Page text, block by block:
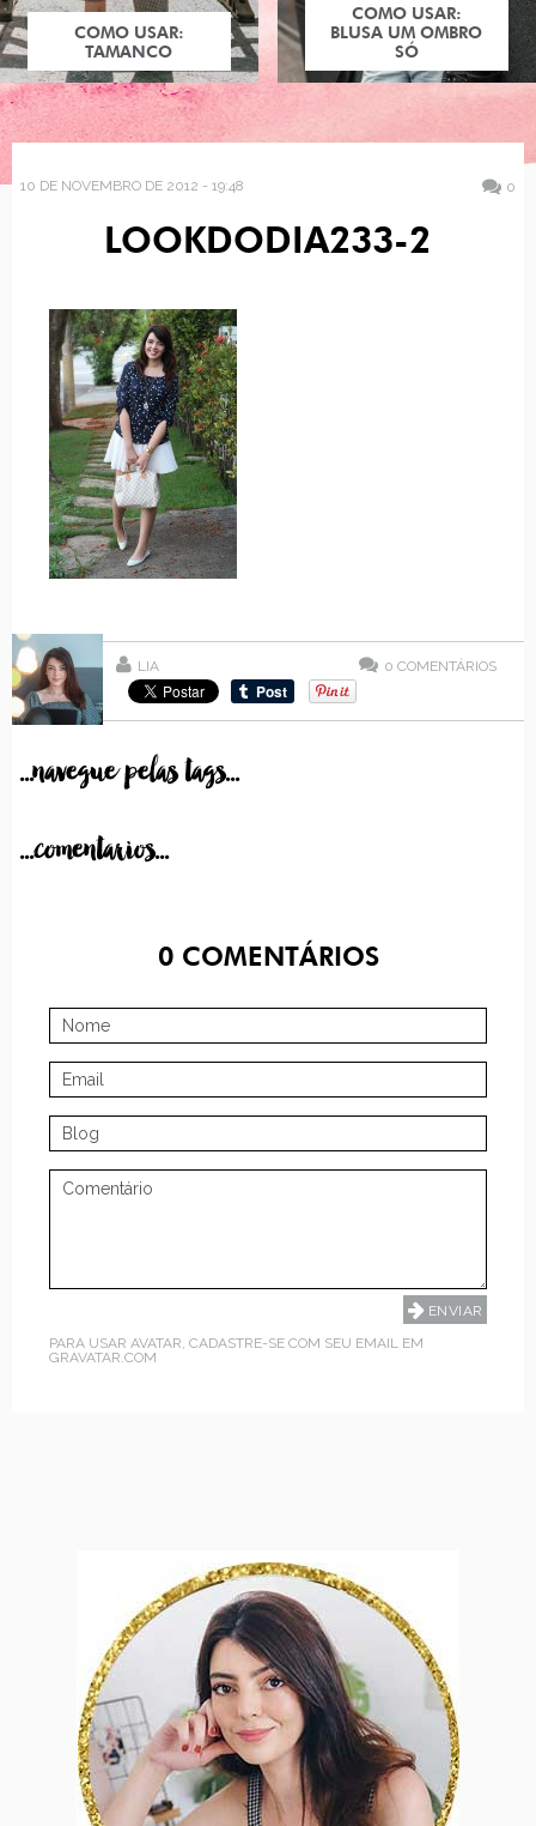
COMO USAR:
TAMANCO
COMO USAR:
BLUSA UM OMBRO
SÓ
10 DE NOVEMBRO DE 2012 - 19:48 0
LOOKDODIA233-2
LIA 0 COMENTÁRIOS
...navegue pelas tags...
...comentarios...
0COMENTÁRIOS
PARA USAR AVATAR, CADASTRE-SE COM SEU EMAIL EM
GRAVATAR.COM